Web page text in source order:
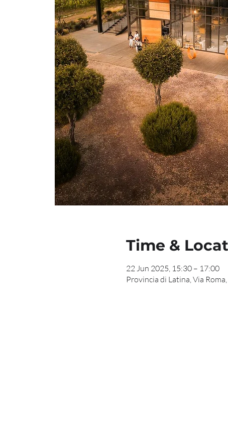
Time &
22 Jun 2025, 15:30 – 17:00
Provincia di Latina, Via